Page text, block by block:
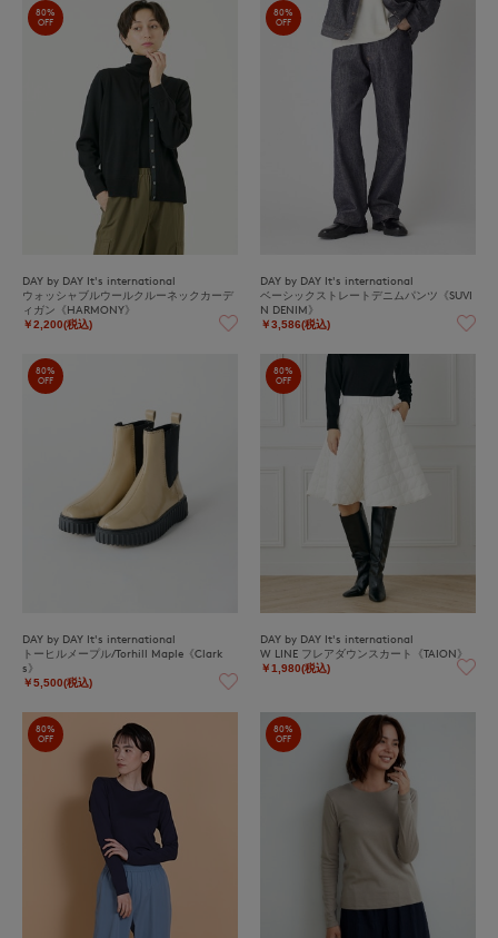
80%
OFF
DAY by DAY It's international
ウォッシャブルウールクルーネックカーデ
ィガン《HARMONY》
￥2,200(税込)
80%
OFF
DAY by DAY It's international
ベーシックストレートデニムパンツ《SUVI
N DENIM》
￥3,586(税込)
80%
OFF
DAY by DAY It's international
トーヒルメープル/Torhill Maple《Clark
s》
￥5,500(税込)
80%
OFF
DAY by DAY It's international
W LINE フレアダウンスカート《TAION》
￥1,980(税込)
80%
OFF
80%
OFF